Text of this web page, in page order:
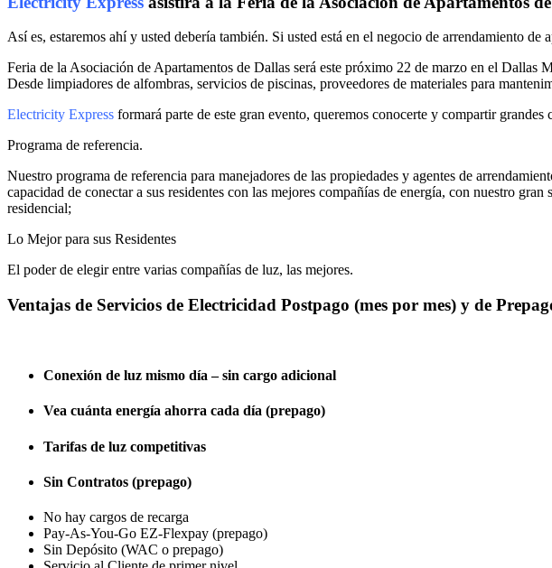
Así es, estaremos ahí y usted debería también. Si usted está en el negocio de arrendamiento
Feria de la Asociación de Apartamentos de Dallas será este próximo 22 de marzo en el
Desde limpiadores de alfombras, servicios de piscinas, proveedores de materiales para
Electricity Express formará parte de este gran evento, queremos conocerte y compartir
Programa de referencia.
Nuestro programa de referencia para manejadores de las propiedades y agentes de
capacidad de conectar a sus residentes con las mejores compañías de energía, con nuestro
residencial;
Lo Mejor para sus Residentes
El poder de elegir entre varias compañías de luz, las mejores.
Ventajas de Servicios de Electricidad Postpago (mes por mes) y de
Conexión de luz mismo día – sin cargo adicional
Vea cuánta energía ahorra cada día (prepago)
Tarifas de luz competitivas
Sin Contratos (prepago)
No hay cargos de recarga
Pay-As-You-Go EZ-Flexpay (prepago)
Sin Depósito (WAC o prepago)